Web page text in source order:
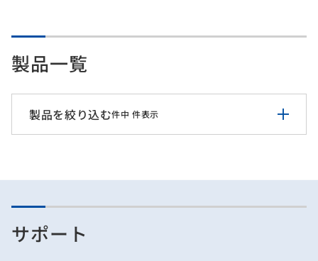
製品一覧
製品を絞り込む件中 件表示
サポート